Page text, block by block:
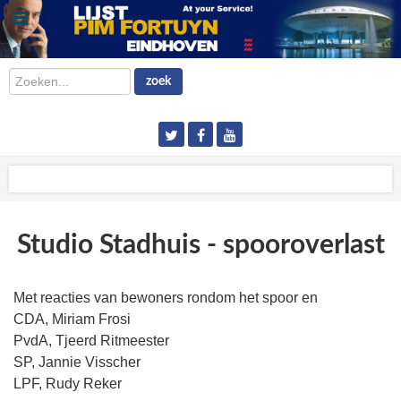
Zoeken... zoek
Studio Stadhuis - spooroverlast
Met reacties van bewoners rondom het spoor en
CDA, Miriam Frosi
PvdA, Tjeerd Ritmeester
SP, Jannie Visscher
LPF, Rudy Reker